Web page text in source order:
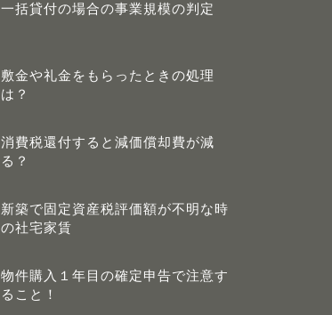
一括貸付の場合の事業規模の判定
敷金や礼金をもらったときの処理
は？
消費税還付すると減価償却費が減
る？
新築で固定資産税評価額が不明な時
の社宅家賃
物件購入１年目の確定申告で注意す
ること！